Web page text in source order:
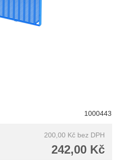
1000443
200,00 Kč bez DPH
242,00 Kč